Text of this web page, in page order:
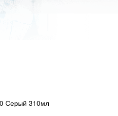
Серый 310мл